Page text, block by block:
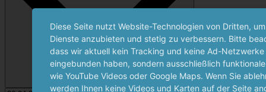
Diese Seite nutzt Website-Technologien von Dritten,
Dienste anzubieten und stetig zu verbessern. Bitte
dass wir aktuell kein Tracking und keine Ad-Netzwerke
eingebunden haben, sondern ausschließlich
wie YouTube Videos oder Google Maps. Wenn Sie
werden Ihnen keine Videos und Karten auf der Seite